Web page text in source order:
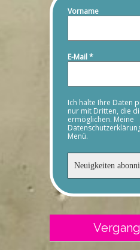
Vorname
E-Mail*
Ich halte Ihre Daten
nur mit Dritten, die
ermöglichen. Meine
Menü.